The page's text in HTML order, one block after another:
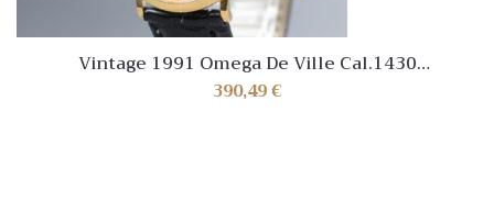
Vintage 1991 Omega De Ville Cal.1430
Ref.196.0312.1 Gold Dial Watch [Near Mint]
390,49€